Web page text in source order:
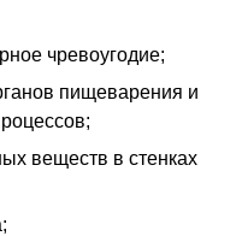
чревоугодие;
пищеварения и
веществ в стенках